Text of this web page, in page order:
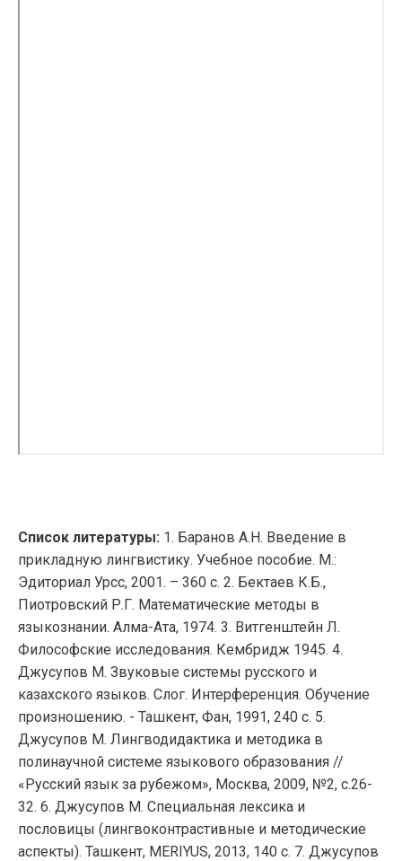
Список литературы: 1. Баранов А.Н. Введение в
прикладную лингвистику. Учебное пособие. М.:
Эдиториал Урсс, 2001. – 360 с. 2. Бектаев К.Б.,
Пиотровский Р.Г. Математические методы в
языкознании. Алма-Ата, 1974. 3. Витгенштейн Л.
Философские исследования. Кембридж 1945. 4.
Джусупов М. Звуковые системы русского и
казахского языков. Слог. Интерференция. Обучение
произношению. - Ташкент, Фан, 1991, 240 с. 5.
Джусупов М. Лингводидактика и методика в
полинаучной системе языкового образования //
«Русский язык за рубежом», Москва, 2009, №2, с.26-
32. 6. Джусупов М. Специальная лексика и
пословицы (лингвоконтрастивные и методические
аспекты). Ташкент, MERIYUS, 2013, 140 с. 7. Джусупов